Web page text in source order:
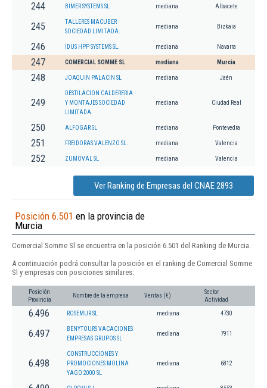
244 BIMER SYSTEMS SL mediana Albacete
245
TALLERES MACUBER
SOCIEDAD LIMITADA.
mediana Bizkaia
246 IDUS HPP SYSTEMS SL. mediana Navarra
247 COMERCIAL SOMME SL mediana Murcia
248 JOAQUIN PALACIN SL mediana Jaén
249
DESTILACION CALDERERIA
Y MONTAJES SOCIEDAD
LIMITADA.
mediana Ciudad Real
250 ALFOGAR SL mediana Pontevedra
251 FREIDORAS VALENZO SL. mediana Valencia
252 ZUMOVAL SL mediana Valencia
Ver Ranking de Empresas del CNAE 2893
Posición 6.501 en la provincia de
Murcia
Comercial Somme Sl se encuentra en la posición 6.501 del Ranking de Murcia.
A continuación podrá consultar la posición en el ranking de Comercial Somme
Sl y empresas con posiciones similares:
Posición
Provincia
Nombre de la empresa Ventas (€)
Sector
Actividad
6.496 ROSEMUR SL mediana 4730
6.497
BENYTOURS VACACIONES
EMPRESAS GRUPOS SL
mediana 7911
6.498
CONSTRUCCIONES Y
PROMOCIONES MOLINA
YAGO 2000 SL
mediana 6812